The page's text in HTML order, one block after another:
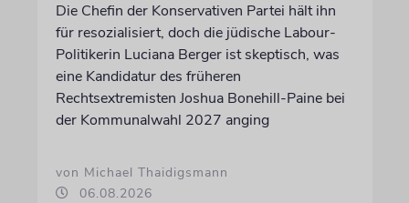
Die Chefin der Konservativen Partei hält ihn
für resozialisiert, doch die jüdische Labour-
Politikerin Luciana Berger ist skeptisch, was
eine Kandidatur des früheren
Rechtsextremisten Joshua Bonehill-Paine bei
der Kommunalwahl 2027 anging
von Michael Thaidigsmann
06.08.2026